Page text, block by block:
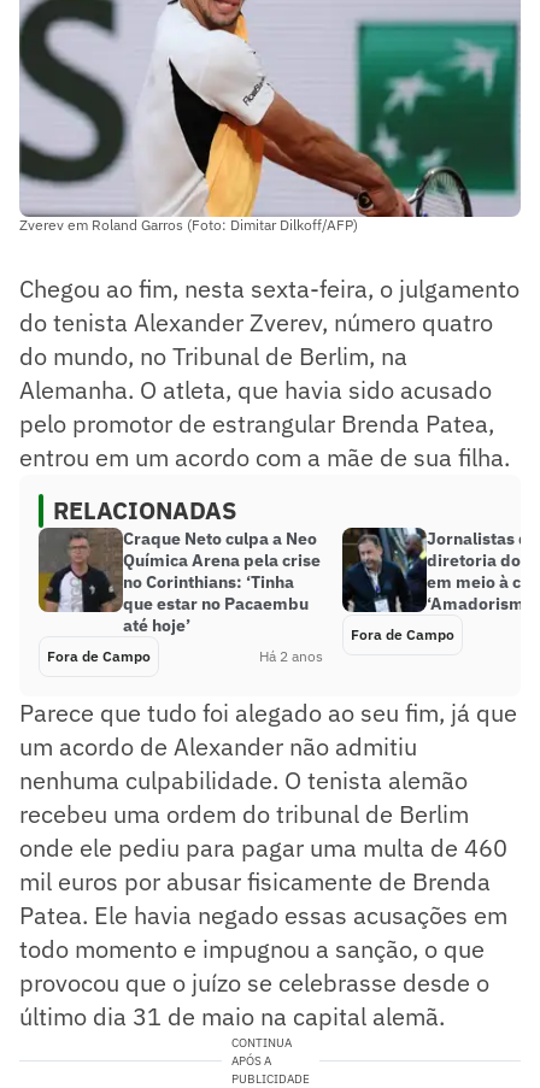
Zverev em Roland Garros (Foto: Dimitar Dilkoff/AFP)
Chegou ao fim, nesta sexta-feira, o julgamento
do tenista Alexander Zverev, número quatro
do mundo, no Tribunal de Berlim, na
Alemanha. O atleta, que havia sido acusado
pelo promotor de estrangular Brenda Patea,
entrou em um acordo com a mãe de sua filha.
RELACIONADAS
Craque Neto culpa a Neo
Química Arena pela crise
no Corinthians: ‘Tinha
que estar no Pacaembu
até hoje’
Fora de Campo Há 2 anos
Jornalistas
diretoria do
em meio à
‘Amadorismo
Fora de Campo
Parece que tudo foi alegado ao seu fim, já que
um acordo de Alexander não admitiu
nenhuma culpabilidade. O tenista alemão
recebeu uma ordem do tribunal de Berlim
onde ele pediu para pagar uma multa de 460
mil euros por abusar fisicamente de Brenda
Patea. Ele havia negado essas acusações em
todo momento e impugnou a sanção, o que
provocou que o juízo se celebrasse desde o
último dia 31 de maio na capital alemã.
CONTINUA
APÓS A
PUBLICIDADE